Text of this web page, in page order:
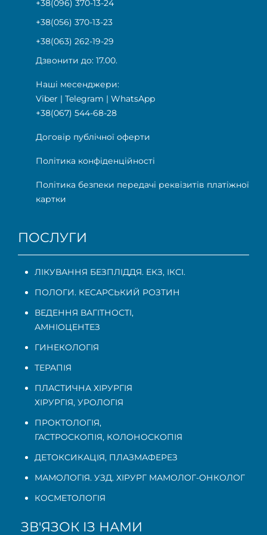
+38(096) 370-13-24
+38(056) 370-13-23
+38(063) 262-19-29
Дзвонити до: 17.00.
Наші месенджери:
Viber | Telegram | WhatsApp
+38(067) 544-68-28
Договір публічної оферти
Політика конфіденційності
Політика безпеки передачі реквізитів платіжної
картки
ПОСЛУГИ
ЛІКУВАННЯ БЕЗПЛІДДЯ. ЕКЗ, ІКСІ.
ПОЛОГИ. КЕСАРСЬКИЙ РОЗТИН
ВЕДЕННЯ ВАГІТНОСТІ,
АМНІОЦЕНТЕЗ
ГИНЕКОЛОГІЯ
ТЕРАПІЯ
ПЛАСТИЧНА ХІРУРГІЯ
ХІРУРГІЯ, УРОЛОГІЯ
ПРОКТОЛОГІЯ,
ГАСТРОСКОПІЯ, КОЛОНОСКОПІЯ
ДЕТОКСИКАЦІЯ, ПЛАЗМАФЕРЕЗ
МАМОЛОГІЯ. УЗД. ХІРУРГ МАМОЛОГ-ОНКОЛОГ
КОСМЕТОЛОГІЯ
ЗВ'ЯЗОК ІЗ НАМИ